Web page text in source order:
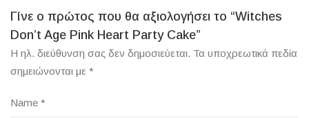
Γίνε ο πρώτος που θα αξιολογήσει το “Witches
Don’t Age Pink Heart Party Cake”
Η ηλ. διεύθυνση σας δεν δημοσιεύεται. Τα υποχρεωτικά πεδία
σημειώνονται με *
Name *